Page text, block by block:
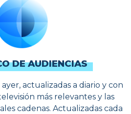
DE AUDIENCIAS
actualizadas a diario y con
más relevantes y las
cadenas. Actualizadas cada